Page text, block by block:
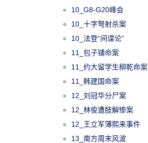
10_G8-G20峰会
10_十字弩射杀案
10_法登“间谍论”
11_包子铺命案
11_约大留学生柳乾命案
11_韩建国命案
12_刘冠华分尸案
12_林俊遭肢解惨案
12_王立军薄熙来事件
13_南方周末风波